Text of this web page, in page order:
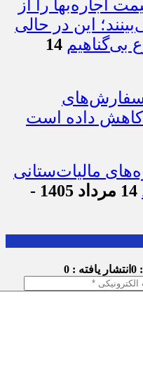
اجاره‌بها را از
این در حالی
بی‌گناهیم 14
کاهش داده است
مالیات‌ستانی
14 مرداد 1405 -
انتشار یافته : 0